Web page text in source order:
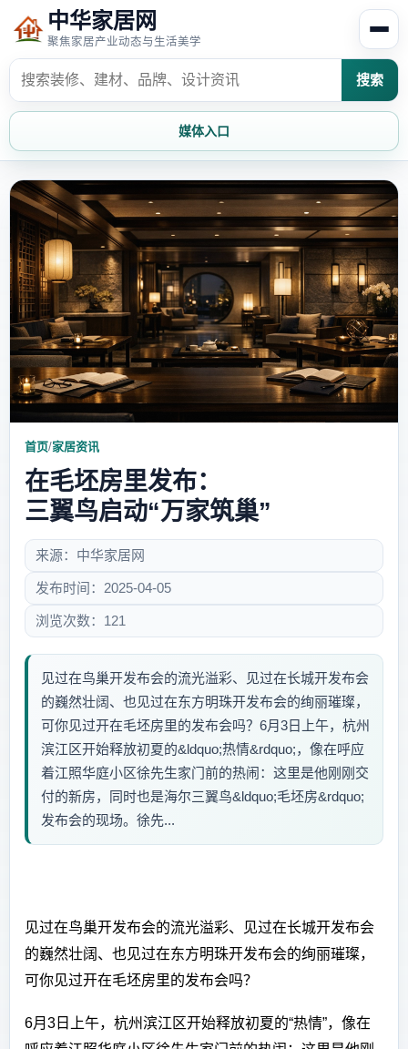
中华家居网
聚焦家居产业动态与生活美学
搜索
媒体入口
首页 家居资讯
家居风水 家居欣赏
时尚饰家 装修设计
家具知识 家居文化
家装攻略 创意家居
首页/家居资讯
在毛坯房里发布：
三翼鸟启动“万家筑巢”
来源：中华家居网
发布时间：2025-04-05
浏览次数：121
见过在鸟巢开发布会的流光溢彩、见过在长城开发布会
的巍然壮阔、也见过在东方明珠开发布会的绚丽璀璨，
可你见过开在毛坯房里的发布会吗？6月3日上午，杭州
滨江区开始释放初夏的&ldquo;热情&rdquo;，像在呼应
着江照华庭小区徐先生家门前的热闹：这里是他刚刚交
付的新房，同时也是海尔三翼鸟&ldquo;毛坯房&rdquo;
发布会的现场。徐先...
见过在鸟巢开发布会的流光溢彩、见过在长城开发布会
的巍然壮阔、也见过在东方明珠开发布会的绚丽璀璨，
可你见过开在毛坯房里的发布会吗？
6月3日上午，杭州滨江区开始释放初夏的“热情”，像在